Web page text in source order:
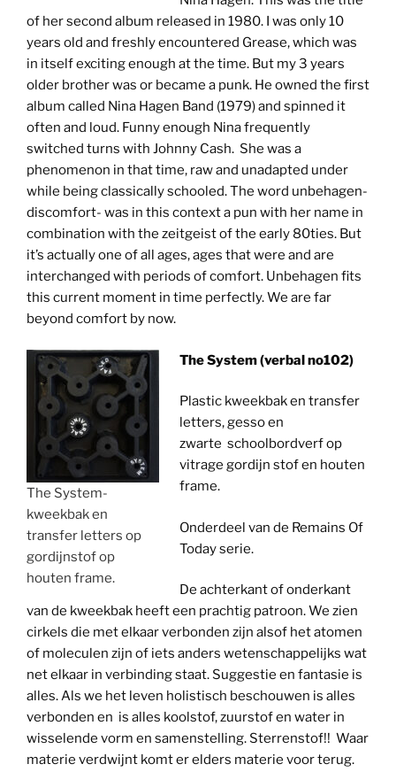
of her second album released in 1980. I was only 10
years old and freshly encountered Grease, which was
in itself exciting enough at the time. But my 3 years
older brother was or became a punk. He owned the first
album called Nina Hagen Band (1979) and spinned it
often and loud. Funny enough Nina frequently
switched turns with Johnny Cash. She was a
phenomenon in that time, raw and unadapted under
while being classically schooled. The word unbehagen-
discomfort- was in this context a pun with her name in
combination with the zeitgeist of the early 80ties. But
it’s actually one of all ages, ages that were and are
interchanged with periods of comfort. Unbehagen fits
this current moment in time perfectly. We are far
beyond comfort by now.
The System-
kweekbak en
transfer letters op
gordijnstof op
houten frame.
The System (verbal no102)
Plastic kweekbak en transfer
letters, gesso en
zwarte schoolbordverf op
vitrage gordijn stof en houten
frame.
Onderdeel van de Remains Of
Today serie.
De achterkant of onderkant
van de kweekbak heeft een prachtig patroon. We zien
cirkels die met elkaar verbonden zijn alsof het atomen
of moleculen zijn of iets anders wetenschappelijks wat
net elkaar in verbinding staat. Suggestie en fantasie is
alles. Als we het leven holistisch beschouwen is alles
verbonden en is alles koolstof, zuurstof en water in
wisselende vorm en samenstelling. Sterrenstof!! Waar
materie verdwijnt komt er elders materie voor terug.